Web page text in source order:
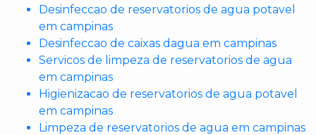
Desinfeccao de reservatorios de agua potavel
em campinas
Desinfeccao de caixas dagua em campinas
Servicos de limpeza de reservatorios de agua
em campinas
Higienizacao de reservatorios de agua potavel
em campinas
Limpeza de reservatorios de agua em campinas